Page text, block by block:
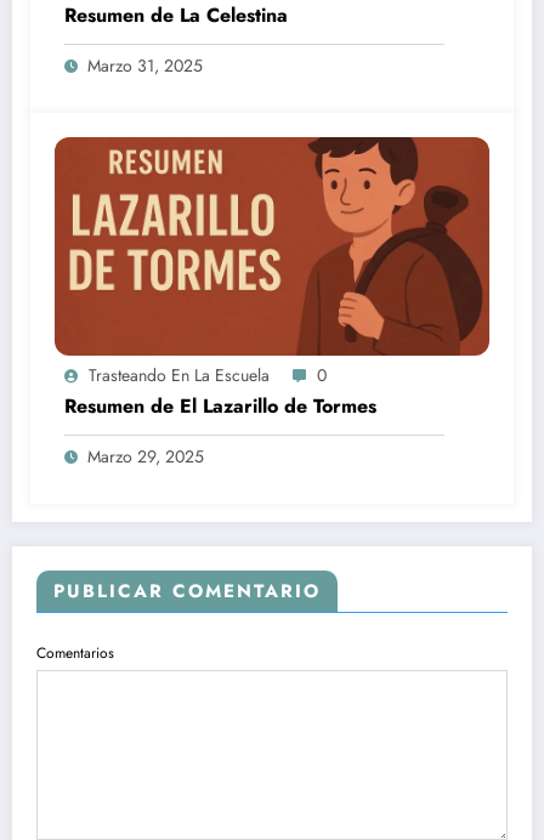
Resumen de La Celestina
Marzo 31, 2025
Trasteando En La Escuela 0
Resumen de El Lazarillo de Tormes
Marzo 29, 2025
PUBLICAR COMENTARIO
Comentarios